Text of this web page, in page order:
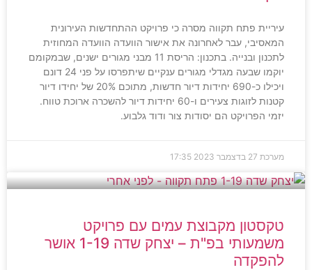
עיריית פתח תקווה מסרה כי פרויקט ההתחדשות העירונית
המאסיבי, עבר לאחרונה את אישור הוועדה הוועדה המחוזית
לתכנון ובנייה. בתכנון: הריסת 11 מבני מגורים ישנים, שבמקומם
יוקמו שבעה מגדלי מגורים ענקיים שיתפרסו על פני 24 דונם
ויכילו כ-690 יחידות דיור חדשות, מתוכם 20% של יחידו דיור
קטנות לזוגות צעירים ו-60 יחידות דיור להשכרה ארוכת טווח.
יזמי הפרויקט הם יסודות צור ודוד גלבוע.
מערכת 27 בדצמבר 2023 17:35
טקסטון מקבוצת עמים עם פרויקט
משמעותי בפ"ת – יצחק שדה 1-19 אושר
להפקדה